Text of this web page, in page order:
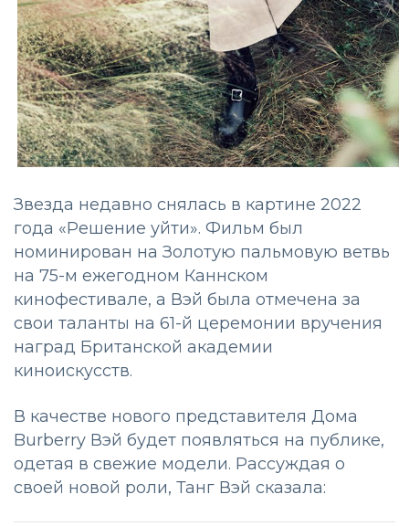
Звезда недавно снялась в картине 2022
года «Решение уйти». Фильм был
номинирован на Золотую пальмовую ветвь
на 75-м ежегодном Каннском
кинофестивале, а Вэй была отмечена за
свои таланты на 61-й церемонии вручения
наград Британской академии
киноискусств.
В качестве нового представителя Дома
Burberry Вэй будет появляться на публике,
одетая в свежие модели. Рассуждая о
своей новой роли, Танг Вэй сказала: